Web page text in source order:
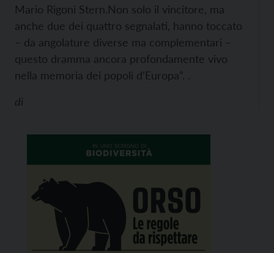
Mario Rigoni Stern.Non solo il vincitore, ma
anche due dei quattro segnalati, hanno toccato
– da angolature diverse ma complementari –
questo dramma ancora profondamente vivo
nella memoria dei popoli d’Europa”. .
di